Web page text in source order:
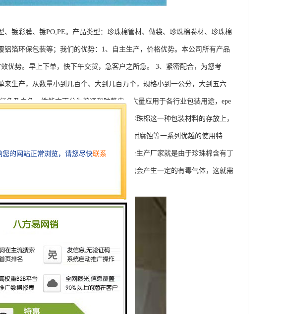
镀彩膜、镀PO;PE。产品类型：珍珠棉管材、做袋、珍珠棉卷材、珍珠棉
箔环保包装等；我们的优势：1、自主生产，价格优势。本公司所有产品
优势。早上下单，快下午交货，急客户之所急。 3、紧密配合，为您考
生产，从数量小到几百个、大到几百万个，规格小到一公分，大到五六
及白色，性能方面分为普通和防静电，大量应用于各行业包装用途，epe
棉板材，珍珠棉异型材加工。对于异形珍珠棉这一种包装材料的存放上，
有保温、防潮、隔热、防摩擦、抗老化、耐腐蚀等一系列优越的使用特
易产生静电这一特点的。有不少珍珠棉条生产厂家就是由于珍珠棉含有丁
这一的问题。而异形珍珠棉在高温燃烧也会产生一定的有毒气体，这就需